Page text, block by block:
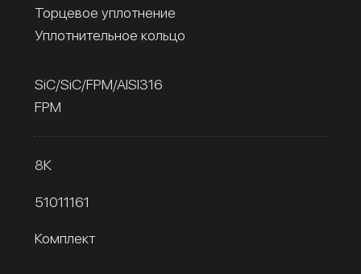
Торцевое уплотнение
Уплотнительное кольцо
SiC/SiC/FPM/AISI316
FPM
8К
51011161
Комплект